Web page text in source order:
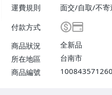
運費規則
面交/自取/不寄
付款方式
商品狀況
全新品
所在地區
台南市
商品編號
100843571260